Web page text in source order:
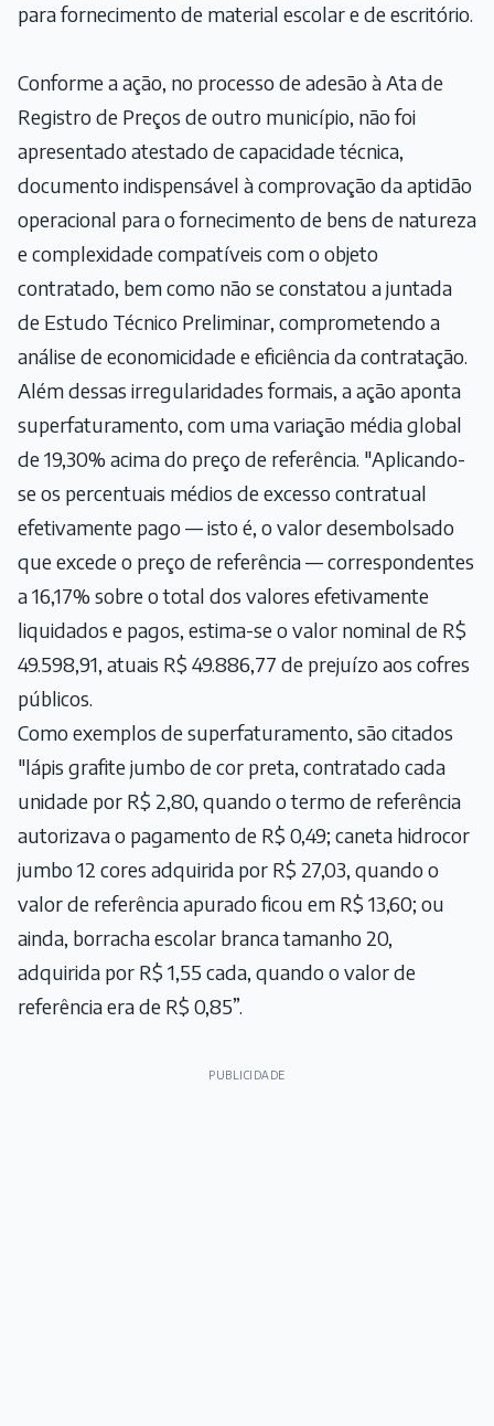
para fornecimento de material escolar e de escritório.
Conforme a ação, no processo de adesão à Ata de
Registro de Preços de outro município, não foi
apresentado atestado de capacidade técnica,
documento indispensável à comprovação da aptidão
operacional para o fornecimento de bens de natureza
e complexidade compatíveis com o objeto
contratado, bem como não se constatou a juntada
de Estudo Técnico Preliminar, comprometendo a
análise de economicidade e eficiência da contratação.
Além dessas irregularidades formais, a ação aponta
superfaturamento, com uma variação média global
de 19,30% acima do preço de referência. "Aplicando-
se os percentuais médios de excesso contratual
efetivamente pago — isto é, o valor desembolsado
que excede o preço de referência — correspondentes
a 16,17% sobre o total dos valores efetivamente
liquidados e pagos, estima-se o valor nominal de R$
49.598,91, atuais R$ 49.886,77 de prejuízo aos cofres
públicos.
Como exemplos de superfaturamento, são citados
"lápis grafite jumbo de cor preta, contratado cada
unidade por R$ 2,80, quando o termo de referência
autorizava o pagamento de R$ 0,49; caneta hidrocor
jumbo 12 cores adquirida por R$ 27,03, quando o
valor de referência apurado ficou em R$ 13,60; ou
ainda, borracha escolar branca tamanho 20,
adquirida por R$ 1,55 cada, quando o valor de
referência era de R$ 0,85”.
PUBLICIDADE